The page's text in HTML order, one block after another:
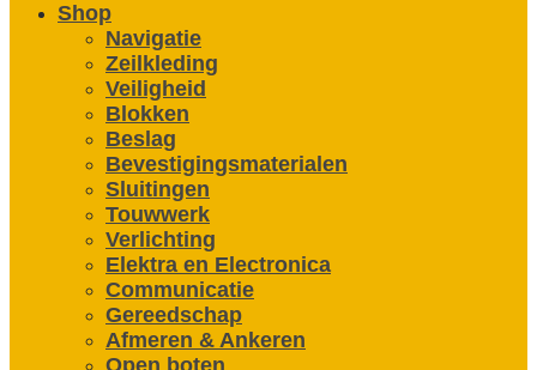
Shop
Navigatie
Zeilkleding
Veiligheid
Blokken
Beslag
Bevestigings­­materialen
Sluitingen
Touwwerk
Verlichting
Elektra en Electronica
Communicatie
Gereedschap
Afmeren & Ankeren
Open boten